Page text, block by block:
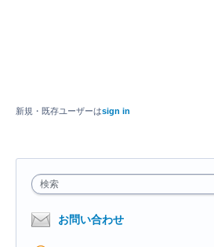
新規・既存ユーザーはsign in
検索
お問い合わせ